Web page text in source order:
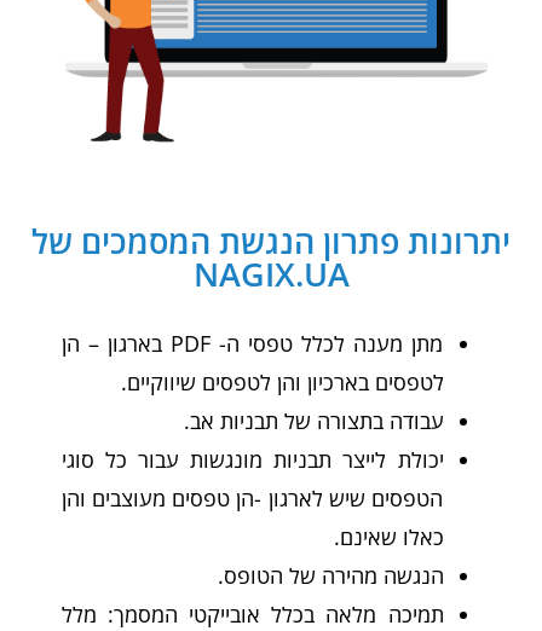
יתרונות פתרון הנגשת המסמכים של
NAGIX.UA
מתן מענה לכלל טפסי ה- PDF בארגון – הן
לטפסים בארכיון והן לטפסים שיווקיים.
עבודה בתצורה של תבניות אב.
יכולת לייצר תבניות מונגשות עבור כל סוגי
הטפסים שיש לארגון -הן טפסים מעוצבים והן
כאלו שאינם.
הנגשה מהירה של הטופס.
תמיכה מלאה בכלל אובייקטי המסמך: מלל